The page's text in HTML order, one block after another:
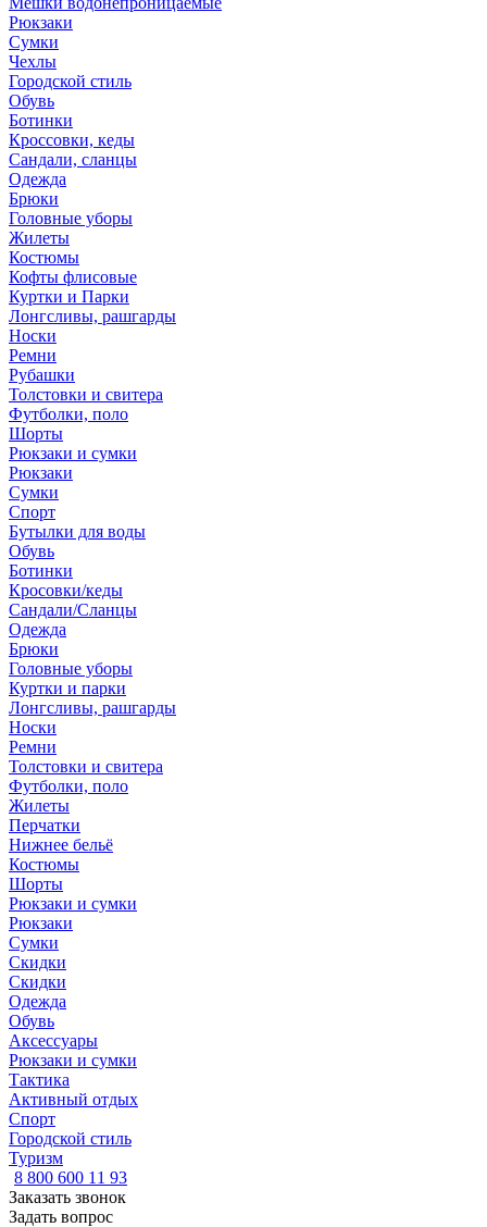
Рюкзаки
Сумки
Чехлы
Городской стиль
Обувь
Ботинки
Кроссовки, кеды
Сандали, сланцы
Одежда
Брюки
Головные уборы
Жилеты
Костюмы
Кофты флисовые
Куртки и Парки
Лонгсливы, рашгарды
Носки
Ремни
Рубашки
Толстовки и свитера
Футболки, поло
Шорты
Рюкзаки и сумки
Рюкзаки
Сумки
Спорт
Бутылки для воды
Обувь
Ботинки
Кросовки/кеды
Сандали/Сланцы
Одежда
Брюки
Головные уборы
Куртки и парки
Лонгсливы, рашгарды
Носки
Ремни
Толстовки и свитера
Футболки, поло
Жилеты
Перчатки
Нижнее бельё
Костюмы
Шорты
Рюкзаки и сумки
Рюкзаки
Сумки
Скидки
Скидки
Одежда
Обувь
Аксессуары
Рюкзаки и сумки
Тактика
Активный отдых
Спорт
Городской стиль
Туризм
8 800 600 11 93
Заказать звонок
Задать вопрос